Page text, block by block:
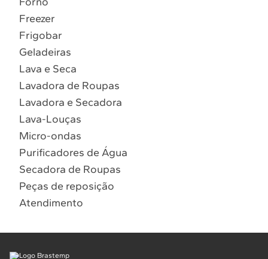
Localizar assistência técnica
Freezer
Frigobar
Geladeiras
Lava e Seca
Lavadora de Roupas
Lavadora e Secadora
Lava-Louças
Micro-ondas
Purificadores de Água
Secadora de Roupas
Peças de reposição
Atendimento